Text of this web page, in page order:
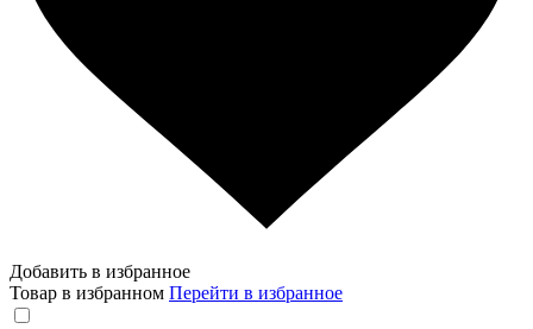
Добавить в избранное
Товар в избранном Перейти в избранное